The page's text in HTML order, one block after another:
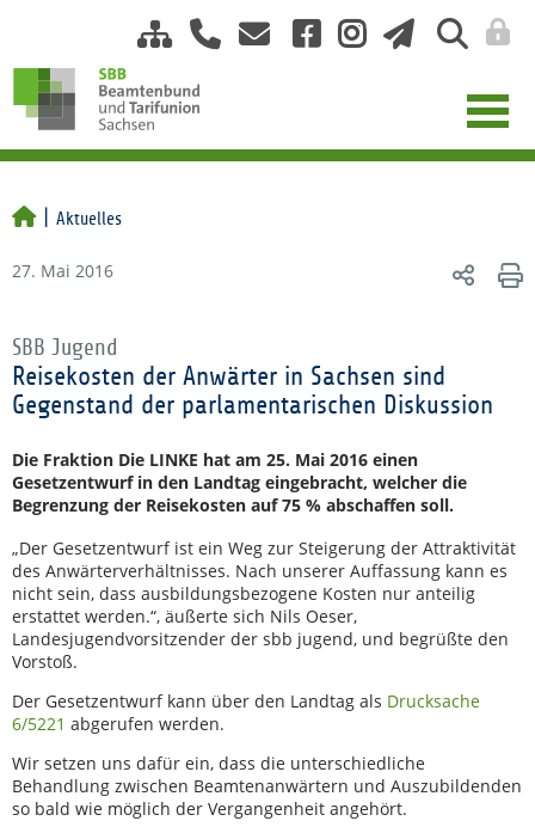
Aktuelles
27. Mai 2016
SBB Jugend
Reisekosten der Anwärter in Sachsen sind
Gegenstand der parlamentarischen Diskussion
Die Fraktion Die LINKE hat am 25. Mai 2016 einen
Gesetzentwurf in den Landtag eingebracht, welcher die
Begrenzung der Reisekosten auf 75 % abschaffen soll.
„Der Gesetzentwurf ist ein Weg zur Steigerung der Attraktivität
des Anwärterverhältnisses. Nach unserer Auffassung kann es
nicht sein, dass ausbildungsbezogene Kosten nur anteilig
erstattet werden.“, äußerte sich Nils Oeser,
Landesjugendvorsitzender der sbb jugend, und begrüßte den
Vorstoß.
Der Gesetzentwurf kann über den Landtag als Drucksache
6/5221 abgerufen werden.
Wir setzen uns dafür ein, dass die unterschiedliche
Behandlung zwischen Beamtenanwärtern und Auszubildenden
so bald wie möglich der Vergangenheit angehört.